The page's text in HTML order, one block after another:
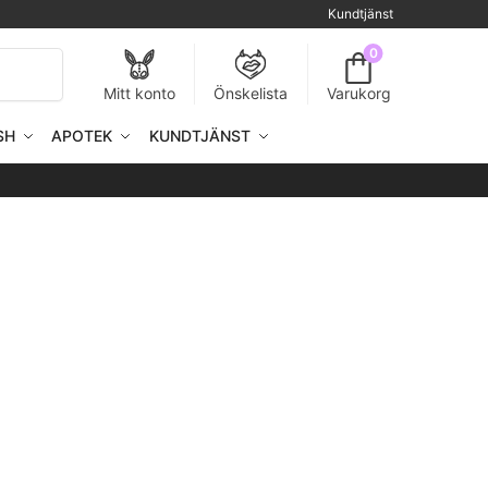
Kundtjänst
Mitt konto
Önskelista
0
Varukorg
APOTEK KUNDTJÄNST